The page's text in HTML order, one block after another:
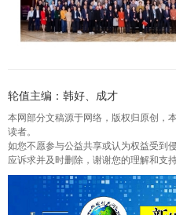
轮值主编：韩好、成才
本网部分文稿源于网络，版权归原创，
读者。
如您不愿参与公益共享或认为权益受到
应诉求并及时删除，谢谢您的理解和支持